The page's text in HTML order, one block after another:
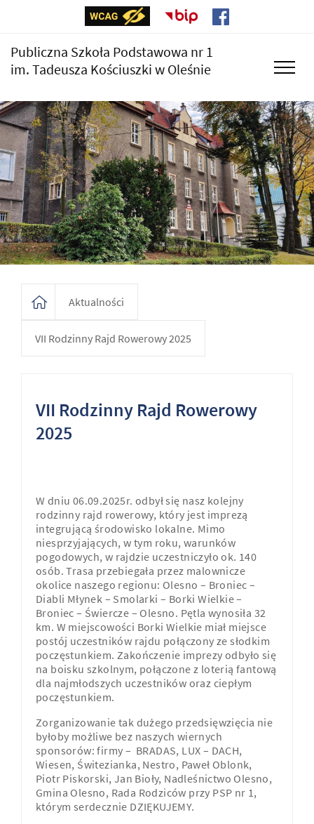
Publiczna Szkoła Podstawowa nr 1
im. Tadeusza Kościuszki w Oleśnie
Aktualności
VII Rodzinny Rajd Rowerowy 2025
VII Rodzinny Rajd Rowerowy
2025
W dniu 06.09.2025r. odbył się nasz kolejny
rodzinny rajd rowerowy, który jest imprezą
integrującą środowisko lokalne. Mimo
niesprzyjających, w tym roku, warunków
pogodowych, w rajdzie uczestniczyło ok. 140
osób. Trasa przebiegała przez malownicze
okolice naszego regionu: Olesno – Broniec –
Diabli Młynek – Smolarki – Borki Wielkie –
Broniec – Świercze – Olesno. Pętla wynosiła 32
km. W miejscowości Borki Wielkie miał miejsce
postój uczestników rajdu połączony ze słodkim
poczęstunkiem. Zakończenie imprezy odbyło się
na boisku szkolnym, połączone z loterią fantową
dla najmłodszych uczestników oraz ciepłym
poczęstunkiem.
Zorganizowanie tak dużego przedsięwzięcia nie
byłoby możliwe bez naszych wiernych
sponsorów: firmy – BRADAS, LUX – DACH,
Wiesen, Świtezianka, Nestro, Paweł Oblonk,
Piotr Piskorski, Jan Bioły, Nadleśnictwo Olesno,
Gmina Olesno, Rada Rodziców przy PSP nr 1,
którym serdecznie DZIĘKUJEMY.